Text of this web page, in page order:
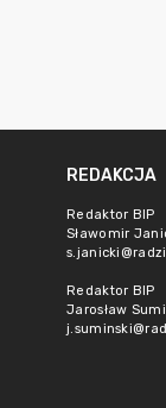
REDAKCJA
Redaktor BIP
Sławomir
Redaktor BIP
Jarosław